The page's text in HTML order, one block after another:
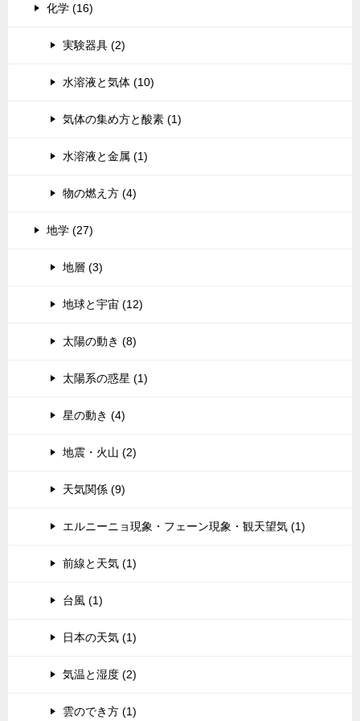
化学 (16)
実験器具 (2)
水溶液と気体 (10)
気体の集め方と酸素 (1)
水溶液と金属 (1)
物の燃え方 (4)
地学 (27)
地層 (3)
地球と宇宙 (12)
太陽の動き (8)
太陽系の惑星 (1)
星の動き (4)
地震・火山 (2)
天気関係 (9)
エルニーニョ現象・フェーン現象・観天望気 (1)
前線と天気 (1)
台風 (1)
日本の天気 (1)
気温と湿度 (2)
雲のでき方 (1)